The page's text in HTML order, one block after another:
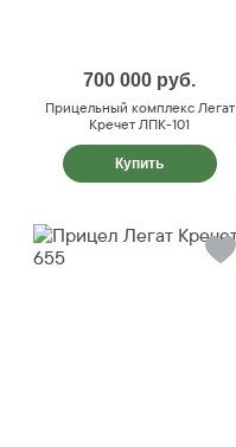
700 000 руб.
Прицельный комплекс Легат
Кречет ЛПК-101
Купить